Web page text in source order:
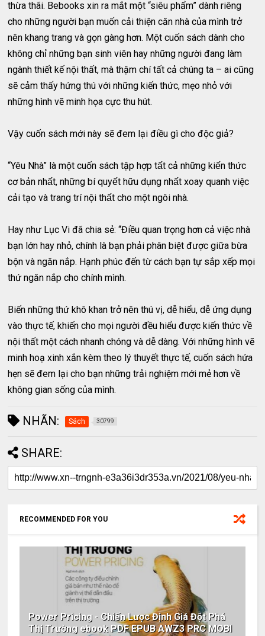
thừa thãi. Bebooks xin ra mắt một “siêu phẩm” dành riêng
cho những người bạn muốn cải thiện căn nhà của mình trở
nên khang trang và gọn gàng hơn. Một cuốn sách dành cho
không chỉ những bạn sinh viên hay những người đang làm
ngành thiết kế nội thất, mà thậm chí tất cả chúng ta – ai cũng
sẽ cảm thấy hứng thú với những kiến thức, mẹo nhỏ với
những hình vẽ minh họa cực thu hút.
Vậy cuốn sách mới này sẽ đem lại điều gì cho độc giả?
“Yêu Nhà” là một cuốn sách tập hợp tất cả những kiến thức
cơ bản nhất, những bí quyết hữu dụng nhất xoay quanh việc
cải tạo và trang trí nội thất cho một ngôi nhà.
Hay như Lục Vi đã chia sẻ: “Điều quan trọng hơn cả việc nhà
bạn lớn hay nhỏ, chính là bạn phải phân biệt được giữa bừa
bộn và ngăn nắp. Hạnh phúc đến từ cách bạn tự sắp xếp mọi
thứ ngăn nắp cho chính mình.
Biến những thứ khô khan trở nên thú vị, dễ hiểu, dễ ứng dụng
vào thực tế, khiến cho mọi người đều hiểu được kiến thức về
nội thất một cách nhanh chóng và dễ dàng. Với những hình vẽ
minh hoạ xinh xắn kèm theo lý thuyết thực tế, cuốn sách hứa
hẹn sẽ đem lại cho bạn những trải nghiệm mới mẻ hơn về
không gian sống của mình.
NHÃN: Sách 30799
SHARE:
RECOMMENDED FOR YOU
Power Pricing - Chiến Lược Định Giá Đột Phá
Thị Trường ebook PDF EPUB AWZ3 PRC MOBI